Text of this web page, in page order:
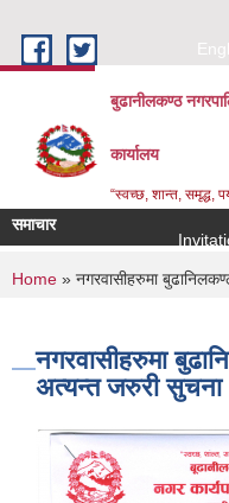
बुढानीलकण्ठ
कार्यालय
“स्वच्छ, शान्त, समृद्ध,
समाचार
Invitation
You are here
Home » नगरवासीहरुमा
नगरवासीहरुमा
अत्यन्त जरुरी सुचना